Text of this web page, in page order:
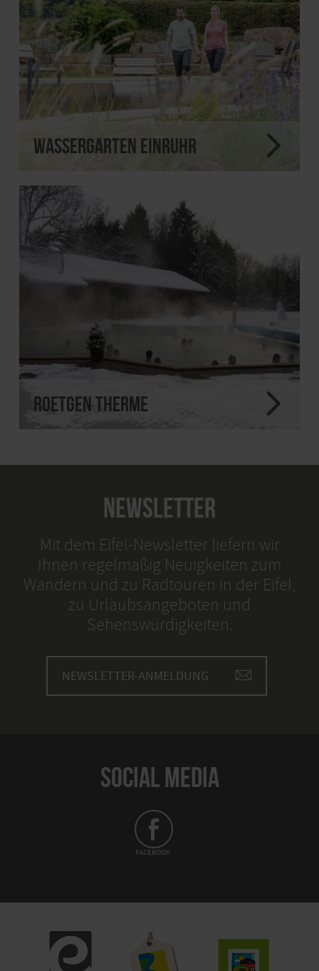
Wassergarten Einruhr
Roetgen Therme
NEWSLETTER
Mit dem Eifel-Newsletter liefern wir
Ihnen regelmäßig Neuigkeiten zum
Wandern und zu Radtouren in der Eifel,
zu Urlaubsangeboten und
Sehenswürdigkeiten.
NEWSLETTER-ANMELDUNG
SOCIAL MEDIA
FACEBOOK